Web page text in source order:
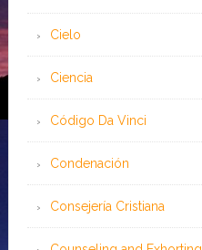
Cielo
Ciencia
Código Da Vinci
Condenación
Consejería Cristiana